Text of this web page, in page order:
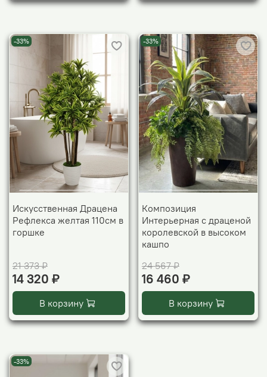
-33%
Искусственная Драцена
Рефлекса желтая 110см в
горшке
21 373 ₽
14 320 ₽
В корзину
-33%
Композиция
Интерьерная с драценой
королевской в высоком
кашпо
24 567 ₽
16 460 ₽
В корзину
-33%